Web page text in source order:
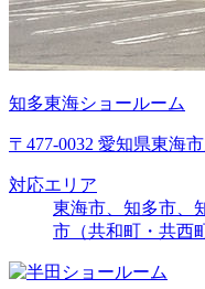
知多東海ショールーム
〒477-0032 愛知県東海
対応エリア
東海市、知多市、
市（共和町・共西